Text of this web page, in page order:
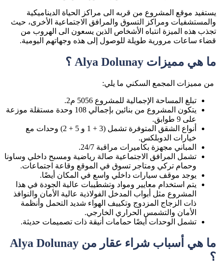
يستفيد موقع المشروع من قربه الى مراكز الحياة الديناميكية
والمستشفيات ومراكز التسوق والمرافق الاجتماعية الأخرى، حيث
تجذب هذه الميزة انتباه الأشخاص الذين يسعون الى الهروب من
قضاء ساعات مرورية طويلة للوصول إلى هذه وجهاتهم اليومية.
ما هي مميزات Alya Dolunay ؟
من مميزات المجمع السكني ما يلي:
تبلغ المساحة الإجمالية للمشروع 5056 م2.
يتكون المشروع من بنائين بإجمالي 108 وحدة مستقلة موزعة
على 9 طوابق.
أنواع الشقق المتوفرة تشمل (3 + 1 و 5 + 2) وحدات مع
خيارات الدوبلكس.
المباني مجهزة بكاميرات مراقبة 24/7.
تشمل المرافق الاجتماعية صالة رياضية ومسبح داخلي وساونا
وحمام تركي ومتاجر تسوق في الموقع وقاعة اجتماعات.
يوجد موقف سيارات داخلي واسع في المكان أيضًا.
يتم استخدام معايير ومواد وتشطيبات عالية الجودة في هذا
المشروع مثل أبواب المدخل الفولاذية عالية الأمان والنوافذ
ذات الزجاج المزدوج وتكييف الهواء شديد التحمل وأنظمة
الأمان والتشمس الحراري الخارجي.
تشمل الوحدات أيضًا حمامات أنيقة ذات تصميمات حديثة.
ما هي أسباب شراء عقار من Alya Dolunay
؟